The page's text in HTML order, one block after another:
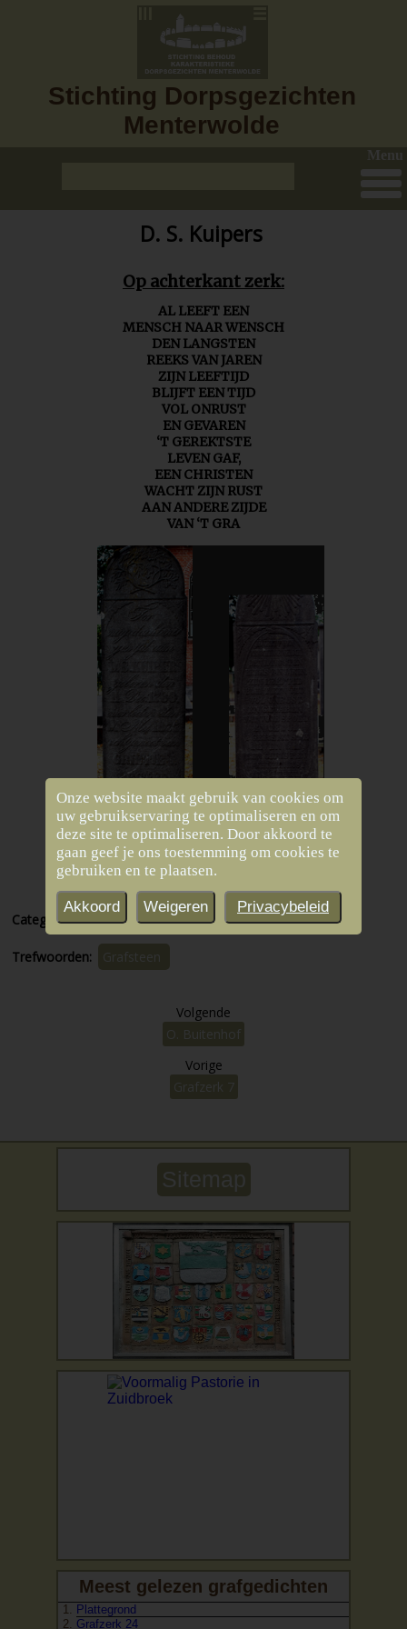
Stichting Dorpsgezichten
Menterwolde
Menu
D. S. Kuipers
Op achterkant zerk:
AL LEEFT EEN
MENSCH NAAR WENSCH
DEN LANGSTEN
REEKS VAN JAREN
ZIJN LEEFTIJD
BLIJFT EEN TIJD
VOL ONRUST
EN GEVAREN
‘T GEREKTSTE
LEVEN GAF,
EEN CHRISTEN
WACHT ZIJN RUST
AAN ANDERE ZIJDE
VAN ‘T GRA
Categorieën: Muntendam
Trefwoorden: Grafsteen
Volgende
O. Buitenhof
Vorige
Grafzerk 7
Sitemap
Meest gelezen grafgedichten
Plattegrond
Grafzerk 24
Onze website maakt gebruik van cookies om
uw gebruikservaring te optimaliseren en om
deze site te optimaliseren. Door akkoord te
gaan geef je ons toestemming om cookies te
gebruiken en te plaatsen.
Akkoord Weigeren Privacybeleid